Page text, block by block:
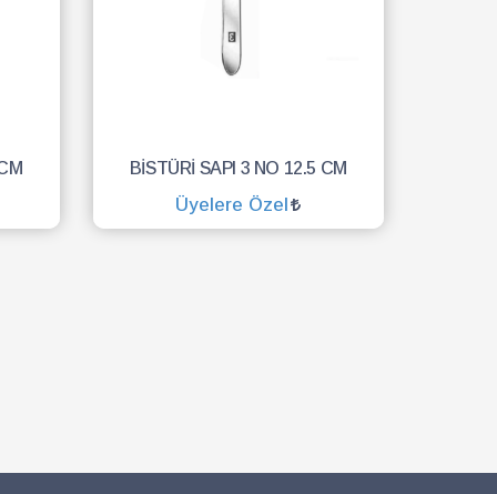
BİSTÜRİ SAPI 3 NO 12.5 CM
Üyelere Özel